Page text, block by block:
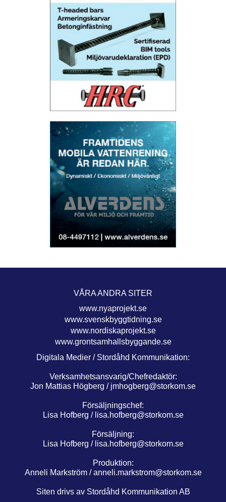
VÅRA ANDRA SITER
www.nyaprojekt.se
www.svenskbyggtidning.se
www.nordiskaprojekt.se
www.grontsamhallsbyggande.se
Digitala Medier / Stordåhd Kommunikation:
Verksamhetsansvarig/Chefredaktör:
Jon Mattias Högberg / jmhogberg@storkom.se
Försäljningschef:
Lisa Hofberg / lisa.hofberg@storkom.se
Försäljning:
Lisa Hofberg / lisa.hofberg@storkom.se
Produktion:
Anneli Markström /anneli.markstrom@storkom.se
Siten drivs av Stordåhd Kommunikation AB